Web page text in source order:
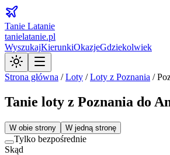
Tanie Latanie
tanielatanie.pl
WyszukajKierunkiOkazjeGdziekolwiek
Strona główna /Loty /Loty z Poznania /
Tanie loty z Poznania do
W obie strony W jedną stronę
Tylko bezpośrednie
Skąd